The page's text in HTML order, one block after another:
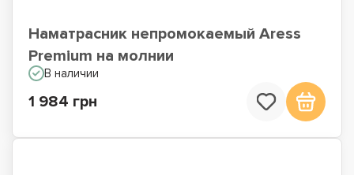
Наматрасник непромокаемый Aress
Premium на молнии
В наличии
1 984 грн